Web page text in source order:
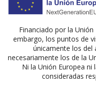
Financiado por la
embargo, los puntos de
únicamente los
necesariamente los de la
Ni la Unión Europea ni
consideradas